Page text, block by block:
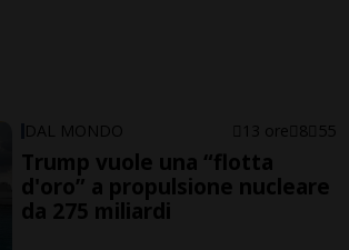
DAL MONDO 13 ore 8 55
Trump vuole una “flotta
d'oro” a propulsione nucleare
da 275 miliardi